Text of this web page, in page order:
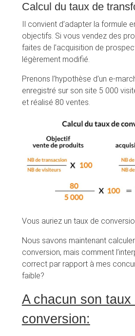
Calcul du taux de
Il convient d’adapter la formule
objectifs. Si vous vendez des
faites de l’acquisition de
légèrement modifié.
Prenons l’hypothèse d’un e-
enregistré sur son site 5 000
et réalisé 80 ventes.
Vous auriez un taux de
Nous savons maintenant
conversion, mais comment
correct par rapport à mes
faible?
A chacun son taux
conversion: